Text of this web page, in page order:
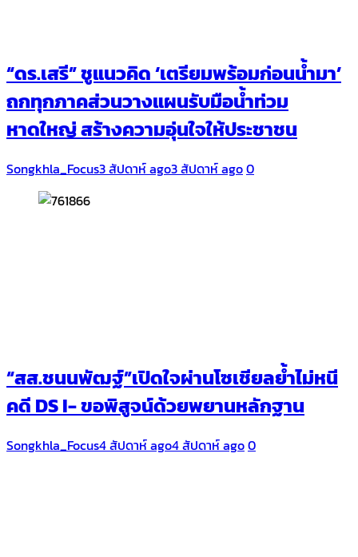
“ดร.เสรี” ชูแนวคิด ‘เตรียมพร้อมก่อนน้ำมา’
ถกทุกภาคส่วนวางแผนรับมือน้ำท่วม
หาดใหญ่ สร้างความอุ่นใจให้ประชาชน
Songkhla_Focus3 สัปดาห์ ago3 สัปดาห์ ago0
“สส.ชนนพัฒฐ์”เปิดใจผ่านโซเชียลย้ำไม่หนี
คดี DS I- ขอพิสูจน์ด้วยพยานหลักฐาน
Songkhla_Focus4 สัปดาห์ ago4 สัปดาห์ ago0